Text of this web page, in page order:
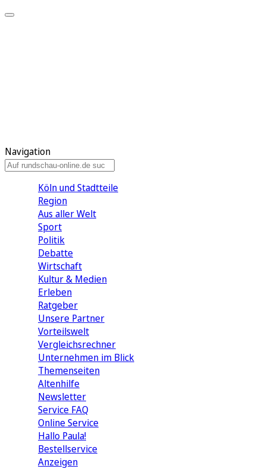
Navigation
Köln und Stadtteile
Region
Aus aller Welt
Sport
Politik
Debatte
Wirtschaft
Kultur & Medien
Erleben
Ratgeber
Unsere Partner
Vorteilswelt
Vergleichsrechner
Unternehmen im Blick
Themenseiten
Altenhilfe
Newsletter
Service FAQ
Online Service
Hallo Paula!
Bestellservice
Anzeigen